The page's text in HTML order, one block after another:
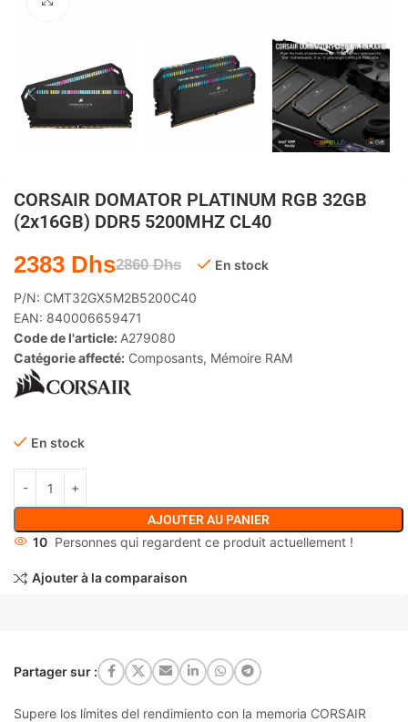
CORSAIR DOMATOR PLATINUM RGB 32GB
(2x16GB) DDR5 5200MHZ CL40
2860Dhs
2383 Dhs En stock
P/N: CMT32GX5M2B5200C40
EAN: 840006659471
Code de l'article: A279080
Catégorie affecté: Composants, Mémoire RAM
En stock
AJOUTER AU PANIER
10 Personnes qui regardent ce produit actuellement !
Ajouter à la comparaison
Partager sur :
Supere los límites del rendimiento con la memoria CORSAIR